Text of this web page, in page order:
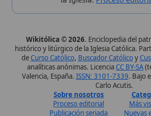
Perfil de Instagram